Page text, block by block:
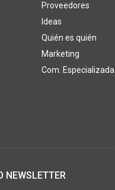
Proveedores
Ideas
Quién es quién
Marketing
Com. Especializada
NEWSLETTER